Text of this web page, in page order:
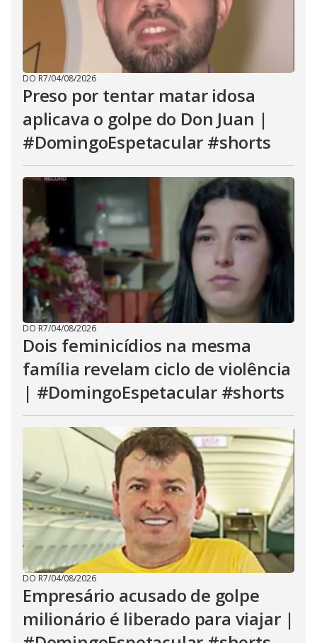
DO R7/04/08/2026
Preso por tentar matar idosa
aplicava o golpe do Don Juan |
#DomingoEspetacular #shorts
DO R7/04/08/2026
Dois feminicídios na mesma
família revelam ciclo de violência
| #DomingoEspetacular #shorts
DO R7/04/08/2026
Empresário acusado de golpe
milionário é liberado para viajar |